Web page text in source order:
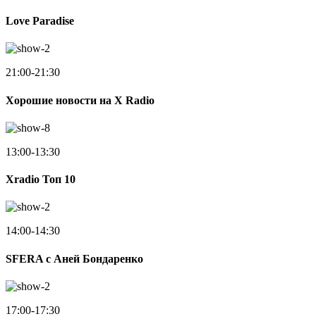
Love Paradise
21:00-21:30
Хорошие новости на X Radio
13:00-13:30
Xradio Топ 10
14:00-14:30
SFERA с Аней Бондаренко
17:00-17:30